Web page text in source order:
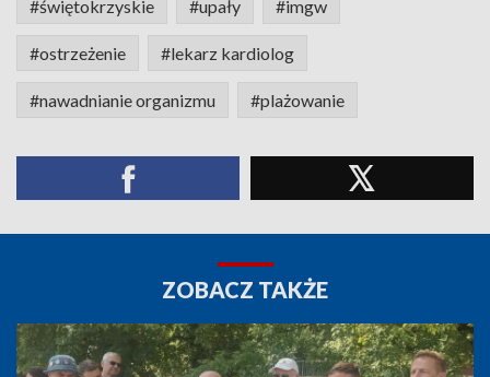
#świętokrzyskie #upały #imgw
#ostrzeżenie #lekarz kardiolog
#nawadnianie organizmu #plażowanie
ZOBACZ TAKŻE